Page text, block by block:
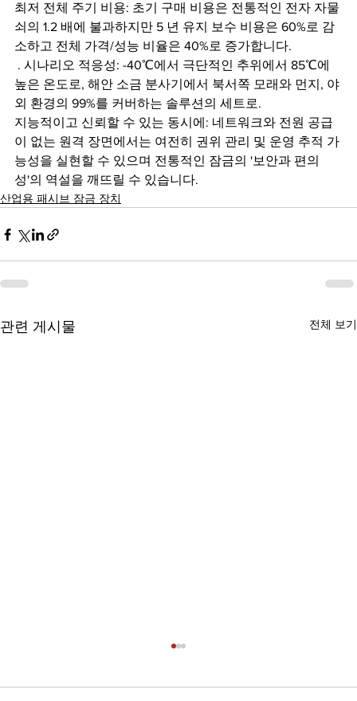
최저 전체 주기 비용: 초기 구매 비용은 전통적인 전자 자물
쇠의 1.2 배에 불과하지만 5 년 유지 보수 비용은 60%로 감
소하고 전체 가격/성능 비율은 40%로 증가합니다.
높은 온도로, 해안 소금 분사기에서 북서쪽 모래와 먼지, 야
외 환경의 99%를 커버하는 솔루션의 세트로.
지능적이고 신뢰할 수 있는 동시에: 네트워크와 전원 공급
이 없는 원격 장면에서는 여전히 권위 관리 및 운영 추적 가
능성을 실현할 수 있으며 전통적인 잠금의 '보안과 편의
성'의 역설을 깨뜨릴 수 있습니다.
산업용 패시브 잠금 장치
관련 게시물 전체 보기